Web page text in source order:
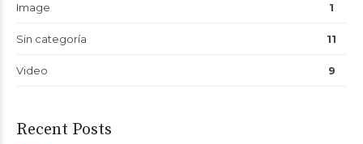
Image 1
Sin categoría 11
Video 9
Recent Posts